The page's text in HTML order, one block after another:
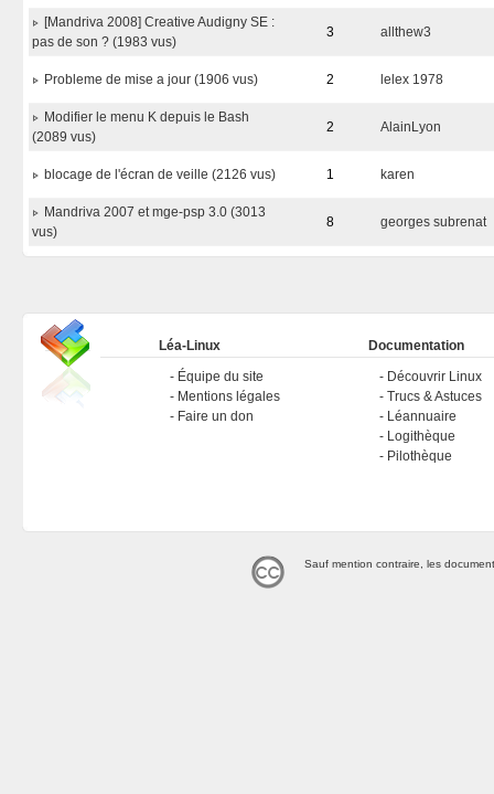
[Mandriva 2008] Creative Audigny SE :
pas de son ? (1983 vus)
3 allthew3
Probleme de mise a jour (1906 vus) 2 lelex 1978
Modifier le menu K depuis le Bash
(2089 vus)
2 AlainLyon
blocage de l'écran de veille (2126 vus) 1 karen
Mandriva 2007 et mge-psp 3.0 (3013
vus)
8 georges subrenat
Léa-Linux
Équipe du site
Mentions légales
Faire un don
Documentation
Découvrir Linux
Trucs & Astuces
Léannuaire
Logithèque
Pilothèque
Sauf mention contraire, les